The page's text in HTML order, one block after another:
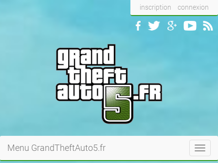
inscription connexion
Menu GrandTheftAuto5.fr